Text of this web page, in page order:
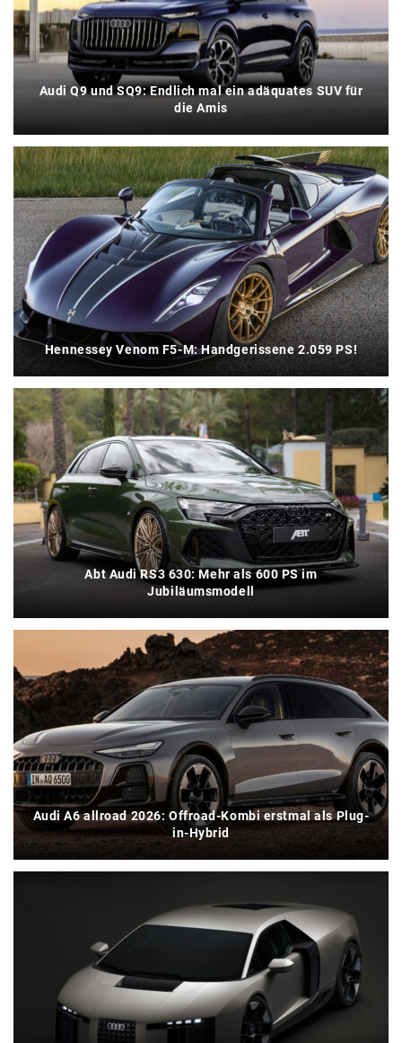
Audi Q9 und SQ9: Endlich mal ein adäquates SUV für
die Amis
Hennessey Venom F5-M: Handgerissene 2.059 PS!
Abt Audi RS3 630: Mehr als 600 PS im
Jubiläumsmodell
Audi A6 allroad 2026: Offroad-Kombi erstmal als Plug-
in-Hybrid